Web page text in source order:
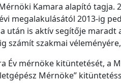
Kamara alapító tagja.
megalakulásától 2013-ig
után is aktív segítője
számít szakmai
Év mérnöke kitüntetését, a
Mérnöke”